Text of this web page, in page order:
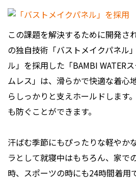
この課題を解決するために開発さ
の独自技術「バストメイクパネル
ル」を採用した「BAMBI WATER
ムレス」は、滑らかで快適な着心
らしっかりと支えホールドします
も防ぐことができます。
汗ばむ季節にもぴったりな軽やか
ラとして就寝中はもちろん、家で
時、スポーツの時にも24時間着用